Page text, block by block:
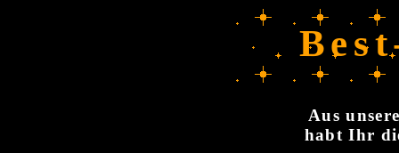
Aus
habt Ihr